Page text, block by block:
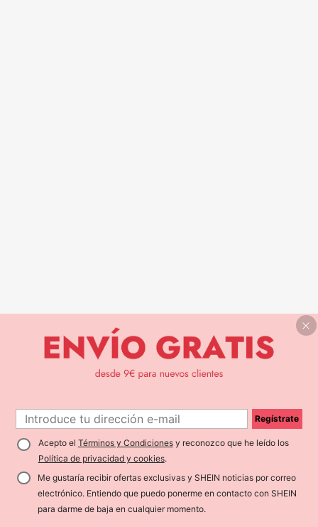
Regístrate
Acepto el Términos y Condicionesy reconozco que he leído los
Política de privacidad y cookies.
Me gustaría recibir ofertas exclusivas y SHEIN noticias por correo
electrónico. Entiendo que puedo ponerme en contacto con SHEIN
para darme de baja en cualquier momento.